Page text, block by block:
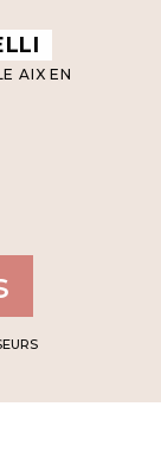
AIX EN